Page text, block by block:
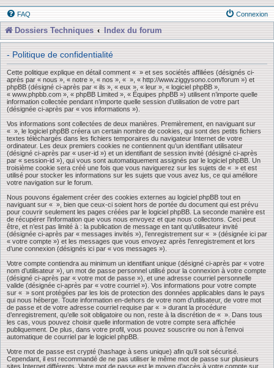
FAQ Connexion
Dossiers Techniques Index du forum
- Politique de confidentialité
Cette politique explique en détail comment « » et ses sociétés affiliées (désignés ci-
après par « nous », « notre », « nos », « », « http://www.ziggysono.com/forum ») et
phpBB (désigné ci-après par « ils », « eux », « leur », « logiciel phpBB »,
« www.phpbb.com », « phpBB Limited », « Équipes phpBB ») utilisent n’importe quelle
information collectée pendant n’importe quelle session d’utilisation de votre part
(désignée ci-après par « vos informations »).
Vos informations sont collectées de deux manières. Premièrement, en naviguant sur
« », le logiciel phpBB créera un certain nombre de cookies, qui sont des petits fichiers
textes téléchargés dans les fichiers temporaires du navigateur Internet de votre
ordinateur. Les deux premiers cookies ne contiennent qu’un identifiant utilisateur
(désigné ci-après par « user-id ») et un identifiant de session invité (désigné ci-après
par « session-id »), qui vous sont automatiquement assignés par le logiciel phpBB. Un
troisième cookie sera créé une fois que vous naviguerez sur les sujets de « » et est
utilisé pour stocker les informations sur les sujets que vous avez lus, ce qui améliore
votre navigation sur le forum.
Nous pouvons également créer des cookies externes au logiciel phpBB tout en
naviguant sur « », bien que ceux-ci soient hors de portée du document qui est prévu
pour couvrir seulement les pages créées par le logiciel phpBB. La seconde manière est
de récupérer l’information que vous nous envoyez et que nous collectons. Ceci peut
être, et n’est pas limité à : la publication de message en tant qu’utilisateur invité
(désignée ci-après par « messages invités »), l’enregistrement sur « » (désignée ici par
« votre compte ») et les messages que vous envoyez après l’enregistrement et lors
d’une connexion (désignés ici par « vos messages »).
Votre compte contiendra au minimum un identifiant unique (désigné ci-après par « votre
nom d’utilisateur »), un mot de passe personnel utilisé pour la connexion à votre compte
(désigné ci-après par « votre mot de passe »), et une adresse courriel personnelle
valide (désignée ci-après par « votre courriel »). Vos informations pour votre compte
sur « » sont protégées par les lois de protection des données applicables dans le pays
qui nous héberge. Toute information en-dehors de votre nom d’utilisateur, de votre mot
de passe et de votre adresse courriel requise par « » durant la procédure
d’enregistrement, qu’elle soit obligatoire ou non, reste à la discrétion de « ». Dans tous
les cas, vous pouvez choisir quelle information de votre compte sera affichée
publiquement. De plus, dans votre profil, vous pouvez souscrire ou non à l’envoi
automatique de courriel par le logiciel phpBB.
Votre mot de passe est crypté (hashage à sens unique) afin qu’il soit sécurisé.
Cependant, il est recommandé de ne pas utiliser le même mot de passe sur plusieurs
sites Internet différents. Votre mot de passe est le moyen d’accès à votre compte sur